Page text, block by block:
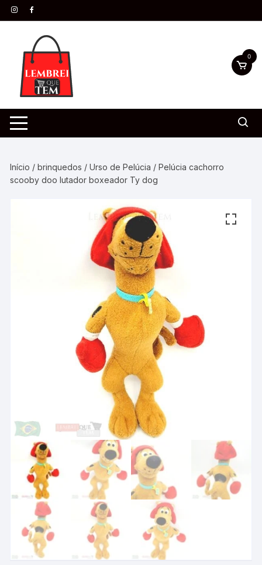
0
Início /brinquedos /Urso de Pelúcia / Pelúcia cachorro
scooby doo lutador boxeador Ty dog